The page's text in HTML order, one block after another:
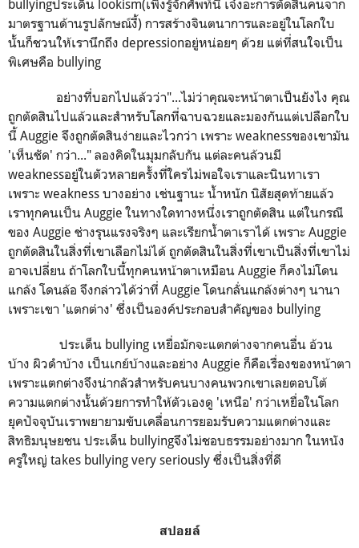
bullyingประเด็น lookism(เพิ่งรู้จักศัพท์นี้ เจ๋งอะการตัดสินคนจาก
มาตรฐานด้านรูปลักษณ์งี้) การสร้างจินตนาการและอยู่ในโลกใบ
นั้นก็ชวนให้เรานึกถึง depressionอยู่หน่อยๆ ด้วย แต่ที่สนใจเป็น
พิเศษคือ bullying
อย่างที่บอกไปแล้วว่า"...ไม่ว่าคุณจะหน้าตาเป็นยังไง คุณ
ถูกตัดสินไปแล้วและสำหรับโลกที่ฉาบฉวยและมองกันแต่เปลือกใบ
นี้ Auggie จึงถูกตัดสินง่ายและไวกว่า เพราะ weaknessของเขามัน
'เห็นชัด' กว่า..." ลองคิดในมุมกลับกัน แต่ละคนล้วนมี
weaknessอยู่ในตัวหลายครั้งที่ใครไม่พอใจเราและนินทาเรา
เพราะ weakness บางอย่าง เช่นฐานะ น้ำหนัก นิสัยสุดท้ายแล้ว
เราทุกคนเป็น Auggie ในทางใดทางหนึ่งเราถูกตัดสิน แต่ในกรณี
ของ Auggie ช่างรุนแรงจริงๆ และเรียกน้ำตาเราได้ เพราะ Auggie
ถูกตัดสินในสิ่งที่เขาเลือกไม่ได้ ถูกตัดสินในสิ่งที่เขาเป็นสิ่งที่เขาไม่
อาจเปลี่ยน ถ้าโลกใบนี้ทุกคนหน้าตาเหมือน Auggie ก็คงไม่โดน
แกล้ง โดนล้อ จึงกล่าวได้ว่าที่ Auggie โดนกลั่นแกล้งต่างๆ นานา
เพราะเขา 'แตกต่าง' ซึ่งเป็นองค์ประกอบสำคัญของ bullying
ประเด็น bullying เหยื่อมักจะแตกต่างจากคนอื่น อ้วน
บ้าง ผิวดำบ้าง เป็นเกย์บ้างและอย่าง Auggie ก็คือเรื่องของหน้าตา
เพราะแตกต่างจึงน่ากลัวสำหรับคนบางคนพวกเขาเลยตอบโต้
ความแตกต่างนั้นด้วยการทำให้ตัวเองดู 'เหนือ' กว่าเหยื่อในโลก
ยุคปัจจุบันเราพยายามขับเคลื่อนการยอมรับความแตกต่างและ
สิทธิมนุษยชน ประเด็น bullyingจึงไม่ชอบธรรมอย่างมาก ในหนัง
ครูใหญ่ takes bullying very seriously ซึ่งเป็นสิ่งที่ดี
สปอยล์